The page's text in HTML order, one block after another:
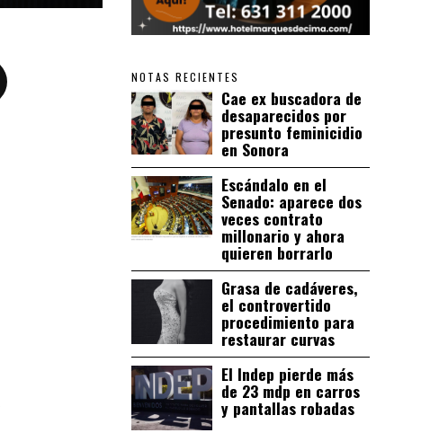
NOTAS RECIENTES
Cae ex buscadora de
desaparecidos por
presunto feminicidio
en Sonora
Escándalo en el
Senado: aparece dos
veces contrato
millonario y ahora
quieren borrarlo
Grasa de cadáveres,
el controvertido
procedimiento para
restaurar curvas
El Indep pierde más
de 23 mdp en carros
y pantallas robadas